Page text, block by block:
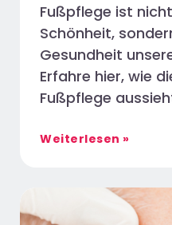
Fußpflege ist
Schönheit,
Gesundheit
Erfahre hier, wie
Fußpflege
Weiterlesen »